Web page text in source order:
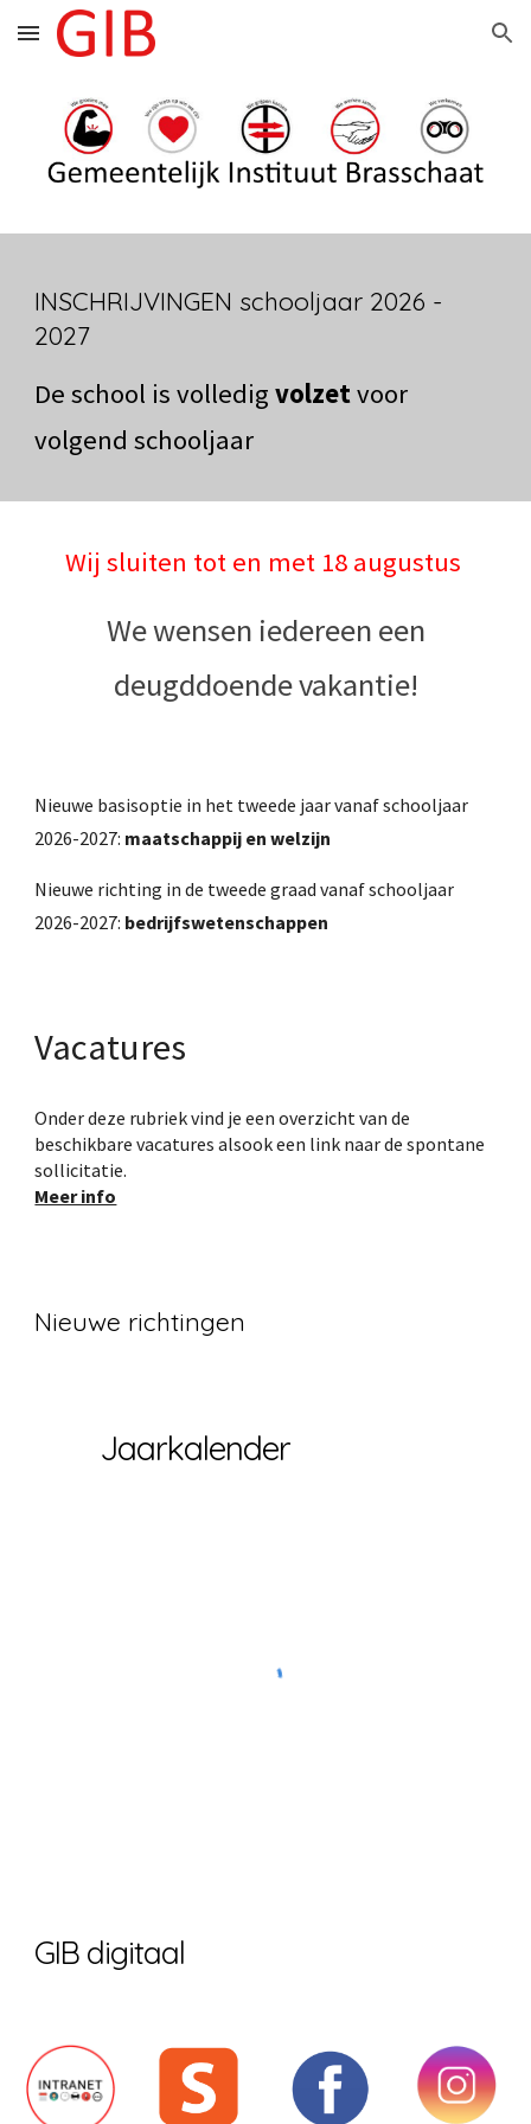
Skip to main content Skip to navigation
INSCHRIJVINGEN schooljaar 2026 -
2027
De school is volledigvolzetvoor
volgend schooljaar
Wij sluiten tot en met 18 augustus
We wensen iedereen een
deugddoende vakantie!
Nieuwe basisoptie in het tweede jaar vanaf schooljaar
2026-2027: maatschappij en welzijn
Nieuwe richting in de tweede graad vanaf schooljaar
2026-2027: bedrijfswetenschappen
Vacatures
Onder deze rubriek vind je een overzicht van de
beschikbare vacatures alsook een link naar de spontane
sollicitatie.
Meer info
Nieuwe richtingen
Jaarkalender
GIB digitaal